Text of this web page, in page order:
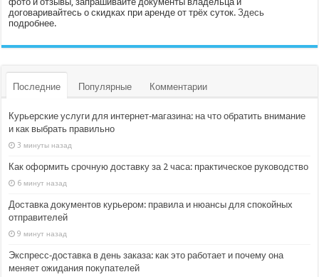
договаривайтесь о скидках при аренде от трёх суток.Здесь
подробнее.
Последние Популярные Комментарии
Курьерские услуги для интернет‑магазина: на что обратить внимание
и как выбрать правильно
3 минуты назад
Как оформить срочную доставку за 2 часа: практическое руководство
6 минут назад
Доставка документов курьером: правила и нюансы для спокойных
отправителей
9 минут назад
Экспресс‑доставка в день заказа: как это работает и почему она
меняет ожидания покупателей